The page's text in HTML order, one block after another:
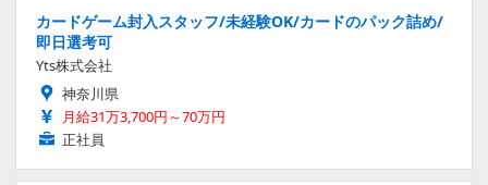
カードゲーム封入スタッフ/未経験OK/カードのパック詰め/
即日選考可
Yts株式会社
神奈川県
月給31万3,700円～70万円
正社員